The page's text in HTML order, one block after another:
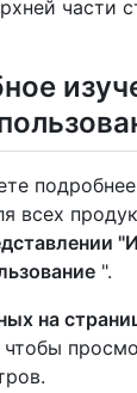
части
всех
".
на